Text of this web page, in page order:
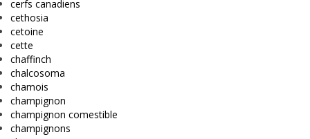
cerfs canadiens
cethosia
cetoine
cette
chaffinch
chalcosoma
chamois
champignon
champignon comestible
champignons